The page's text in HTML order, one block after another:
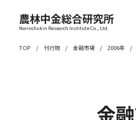
農林中金総合研究所
Norinchukin Research Institute Co., Ltd.
TOP 刊行物 金融市場 2006年
金